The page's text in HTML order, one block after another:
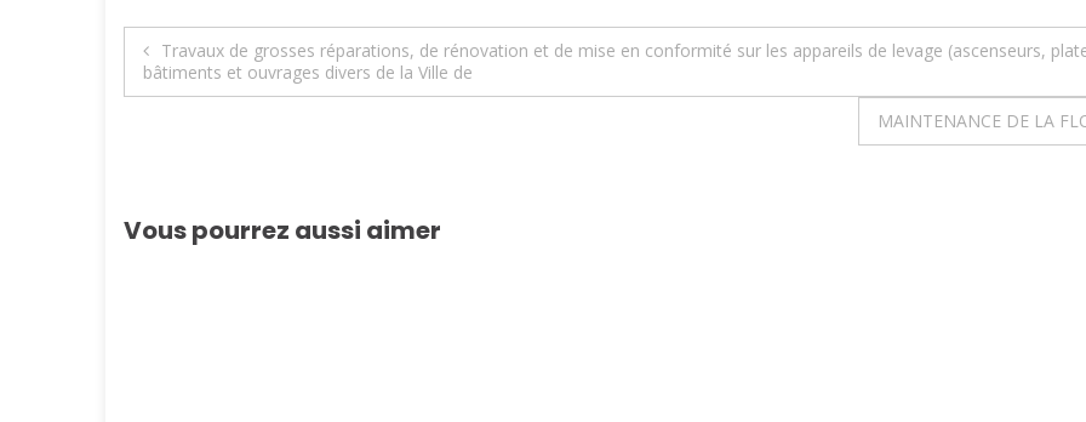
Navigation
de
Travaux de grosses réparations, de rénovation et de mise en conformité sur les appareils de levage (ascenseurs,
bâtiments et ouvrages divers de la Ville de
MAINTENANCE DE LA
Vous pourrez aussi aimer